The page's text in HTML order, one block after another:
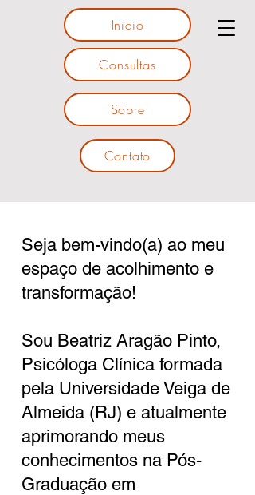
Inicio
Consultas
Sobre
Contato
Seja bem-vindo(a) ao meu
espaço de acolhimento e
transformação!
Sou Beatriz Aragão Pinto,
Psicóloga Clínica formada
pela Universidade Veiga de
Almeida (RJ) e atualmente
aprimorando meus
conhecimentos na Pós-
Graduação em